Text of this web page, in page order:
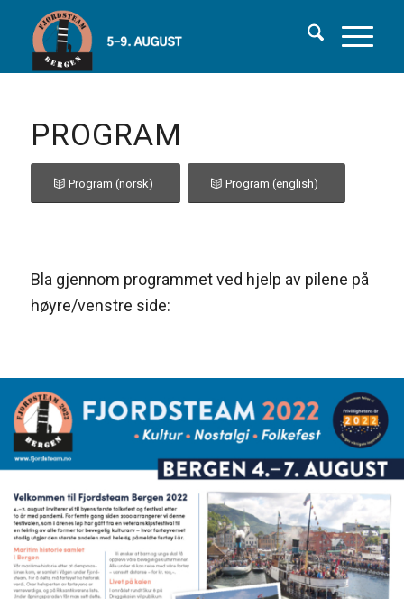
PROGRAM
Program (norsk) Program (english)
Bla gjennom programmet ved hjelp av pilene på
høyre/venstre side: